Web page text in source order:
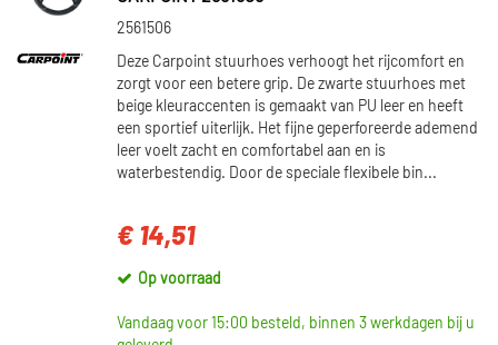
2561506
Deze Carpoint stuurhoes verhoogt het rijcomfort en
zorgt voor een betere grip. De zwarte stuurhoes met
beige kleuraccenten is gemaakt van PU leer en heeft
een sportief uiterlijk. Het fijne geperforeerde ademend
leer voelt zacht en comfortabel aan en is
waterbestendig. Door de speciale flexibele bin...
€ 14,51
Op voorraad
Vandaag voor 15:00 besteld, binnen 3 werkdagen bij u